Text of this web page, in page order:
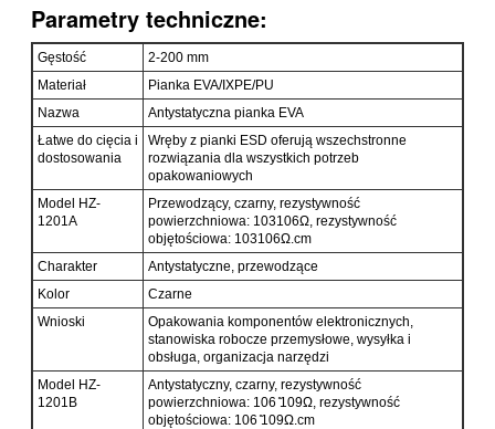
Parametry techniczne:
Gęstość
2-200 mm
Materiał
Pianka EVA/IXPE/PU
Nazwa
Antystatyczna pianka EVA
Łatwe do cięcia i
dostosowania
Wręby z pianki ESD oferują wszechstronne
rozwiązania dla wszystkich potrzeb
opakowaniowych
Model HZ-
1201A
Przewodzący, czarny, rezystywność
powierzchniowa: 103106Ω, rezystywność
objętościowa: 103106Ω.cm
Charakter
Antystatyczne, przewodzące
Kolor
Czarne
Wnioski
Opakowania komponentów elektronicznych,
stanowiska robocze przemysłowe, wysyłka i
obsługa, organizacja narzędzi
Model HZ-
1201B
Antystatyczny, czarny, rezystywność
powierzchniowa: 106 ̊109Ω, rezystywność
objętościowa: 106 ̊109Ω.cm